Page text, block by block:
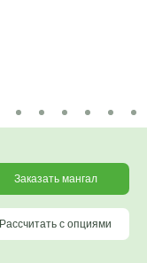
Заказать мангал
Рассчитать с опциями